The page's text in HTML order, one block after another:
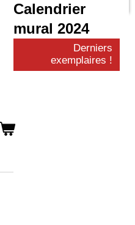
Calendrier
mural 2024
Derniers
exemplaires !